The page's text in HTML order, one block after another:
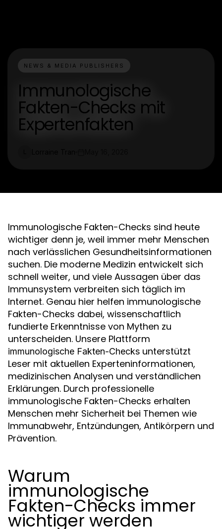
NEWS & MEDIA PUBLISHERS
Immunologische
Fakten-Checks mit
Expertenfakten
Immunologische Fakten-Checks sind heute
wichtiger denn je, weil immer mehr Menschen
nach verlässlichen Gesundheitsinformationen
suchen. Die moderne Medizin entwickelt sich
schnell weiter, und viele Aussagen über das
Immunsystem verbreiten sich täglich im
Internet. Genau hier helfen immunologische
Fakten-Checks dabei, wissenschaftlich
fundierte Erkenntnisse von Mythen zu
unterscheiden. Unsere Plattform
immunologische Fakten-Checks unterstützt
Leser mit aktuellen Experteninformationen,
medizinischen Analysen und verständlichen
Erklärungen. Durch professionelle
immunologische Fakten-Checks erhalten
Menschen mehr Sicherheit bei Themen wie
Immunabwehr, Entzündungen, Antikörpern und
Prävention.
Warum
immunologische
Fakten-Checks immer
wichtiger werden